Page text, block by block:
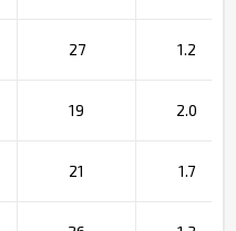
27 1.2
19 2.0
21 1.7